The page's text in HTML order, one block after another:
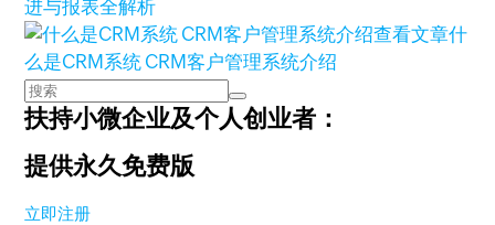
进与报表全解析
查看文章什
么是CRM系统 CRM客户管理系统介绍
扶持小微企业及个人创业者：
提供永久免费版
立即注册